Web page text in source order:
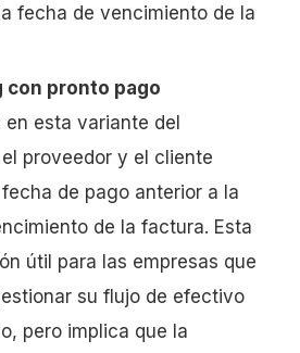
fecha de vencimiento de la
con pronto pago
en esta variante del
proveedor y el cliente
de pago anterior a la
de la factura. Esta
útil para las empresas que
su flujo de efectivo
pero implica que la